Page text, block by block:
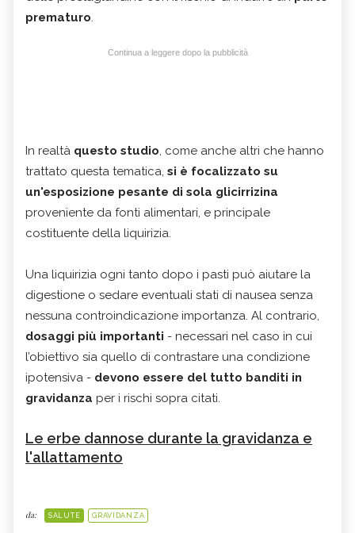
prematuro.
Continua a leggere dopo la pubblicità
In realtà questo studio, come anche altri che hanno
trattato questa tematica, si è focalizzato su
un'esposizione pesante di sola glicirrizina
proveniente da fonti alimentari, e principale
costituente della liquirizia.
Una liquirizia ogni tanto dopo i pasti può aiutare la
digestione o sedare eventuali stati di nausea senza
nessuna controindicazione importanza. Al contrario,
dosaggi più importanti - necessari nel caso in cui
l’obiettivo sia quello di contrastare una condizione
ipotensiva - devono essere del tutto banditi in
gravidanza per i rischi sopra citati.
Le erbe dannose durante la gravidanza e
l'allattamento
da: SALUTE GRAVIDANZA